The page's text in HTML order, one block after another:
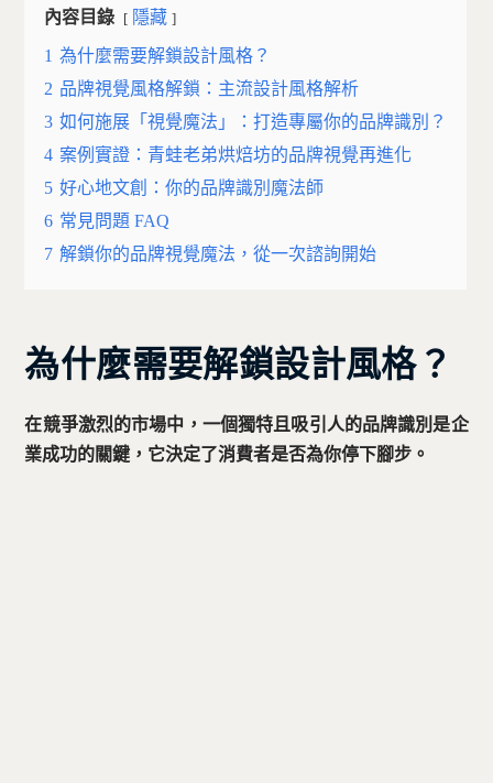
內容目錄 隱藏
1 為什麼需要解鎖設計風格？
2 品牌視覺風格解鎖：主流設計風格解析
3 如何施展「視覺魔法」：打造專屬你的品牌識別？
4 案例實證：青蛙老弟烘焙坊的品牌視覺再進化
5 好心地文創：你的品牌識別魔法師
6 常見問題 FAQ
7 解鎖你的品牌視覺魔法，從一次諮詢開始
為什麼需要解鎖設計風格？
在競爭激烈的市場中，一個獨特且吸引人的品牌識別是企
業成功的關鍵，它決定了消費者是否為你停下腳步。